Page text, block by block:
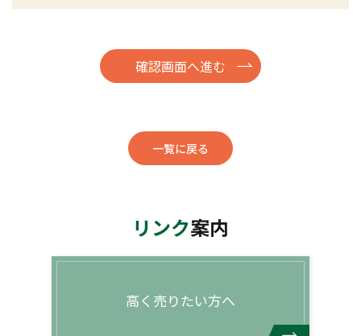
一覧に戻る
リンク案内
高く売りたい方へ